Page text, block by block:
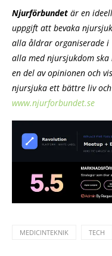
Njurförbundet är en
uppgift att bevaka
alla åldrar organiserade i
alla med njursjukdom
en del av opinionen och
njursjuka ett bättre liv
www.njurforbundet.se
MEDICINTEKNIK TECH